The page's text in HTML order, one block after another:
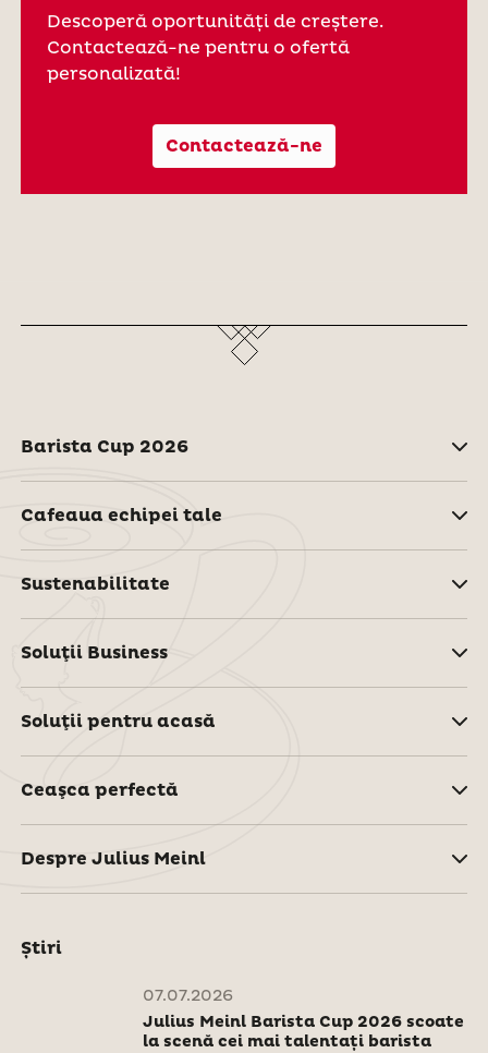
Descoperă oportunități de creștere.
Contactează-ne pentru o ofertă
personalizată!
Contactează-ne
Barista Cup 2026
Cafeaua echipei tale
Sustenabilitate
Soluţii Business
Soluţii pentru acasă
Ceaşca perfectă
Despre Julius Meinl
Știri
07.07.2026
Julius Meinl Barista Cup 2026 scoate
la scenă cei mai talentați barista